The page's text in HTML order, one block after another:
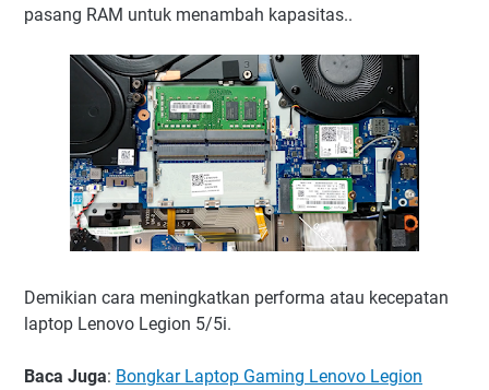
pasang RAM untuk menambah kapasitas..
Demikian cara meningkatkan performa atau kecepatan
laptop Lenovo Legion 5/5i.
Baca Juga: Bongkar Laptop Gaming Lenovo Legion